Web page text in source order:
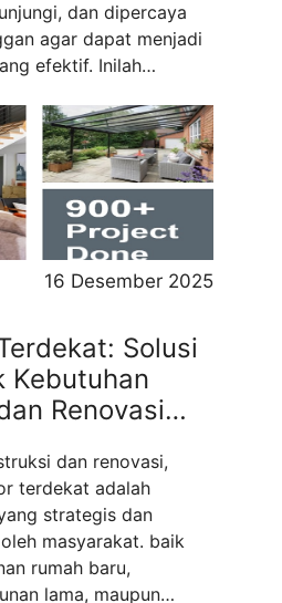
dan dipercaya
agar dapat menjadi
efektif. Inilah
para pelaku usaha
visibilitas,
lebih luas, dan
brand secara ...
16 Desember 2025
Solusi
Kebutuhan
Renovasi
dan renovasi,
terdekat adalah
strategis dan
masyarakat. baik
rumah baru,
lama, maupun